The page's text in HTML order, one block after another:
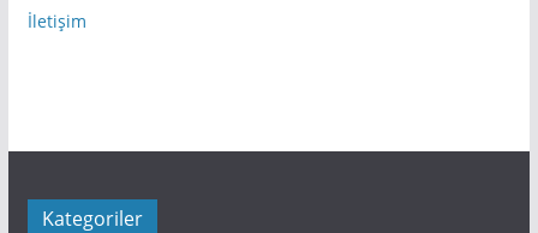
İletişim
Kategoriler